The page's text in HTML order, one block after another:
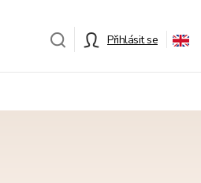
Přihlásit se